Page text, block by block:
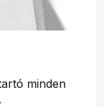
minden